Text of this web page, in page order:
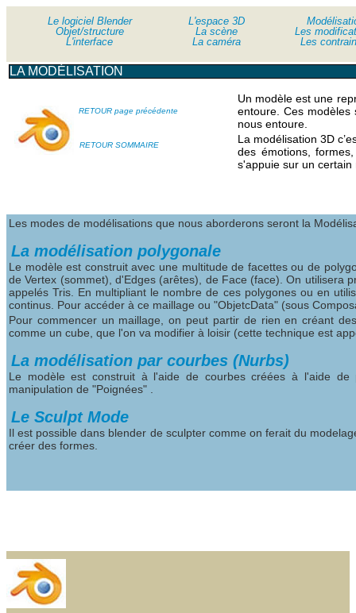
Le logiciel Blender
Objet/structure
L'interface
Le logiciel Blender
Objet/structure
L'interface
L'espace 3D
La scène
La caméra
Les
Les
Un modèle est une
entoure. Ces
nous entoure.
La modélisation 3D
des émotions,
s'appuie sur un
RETOUR page précédente
RETOUR SOMMAIRE
LA MODÉLISATION
Les modes de modélisations que nous aborderons seront la
La modélisation polygonale
Le modèle est construit avec une multitude de facettes ou de
de Vertex (sommet), d'Edges (arêtes), de Face (face). On utilisera
appelés Tris. En multipliant le nombre de ces polygones ou en
continus. Pour accéder à ce maillage ou "ObjetcData" (sous
Pour commencer un maillage, on peut partir de rien en créant
comme un cube, que l'on va modifier à loisir (cette technique est
La modélisation par courbes (Nurbs)
Le modèle est construit à l'aide de courbes créées à l'aide de
manipulation de "Poignées" .
Le Sculpt Mode
Il est possible dans blender de sculpter comme on ferait du
créer des formes.